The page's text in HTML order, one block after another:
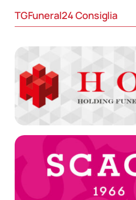
TGFuneral24 Consiglia